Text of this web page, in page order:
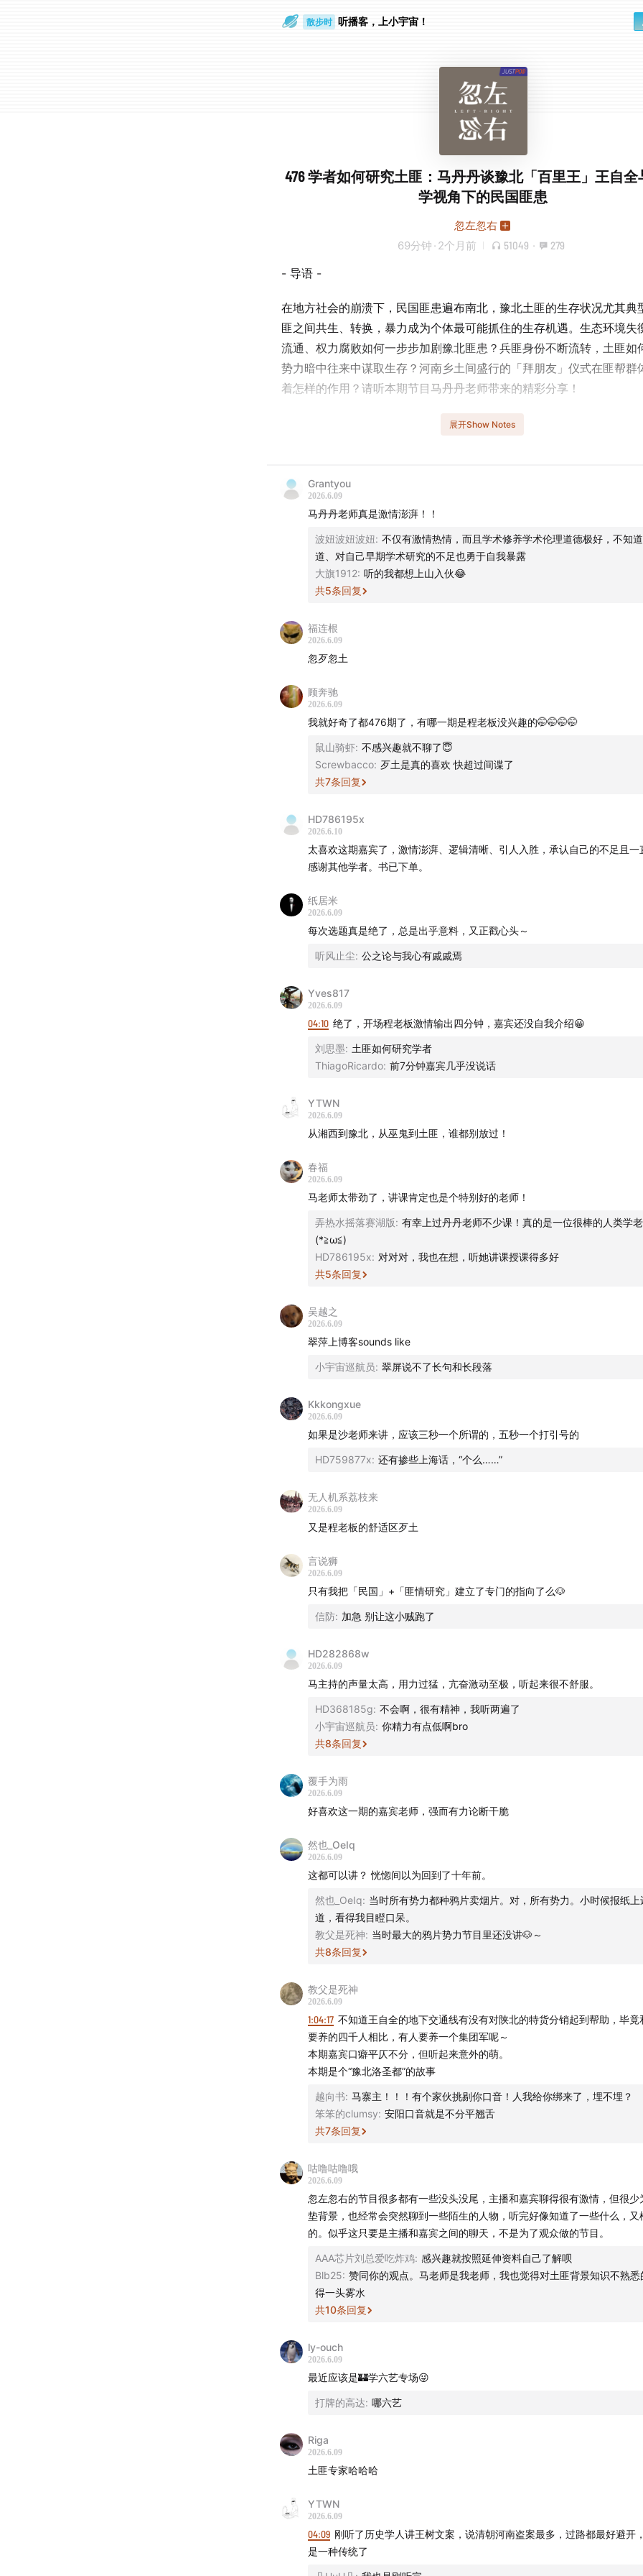
散步时 听播客，上小宇宙！
476 学者如何研究土匪：马丹丹谈豫北「百里王」王自全
学视角下的民国匪患
忽左忽右
69分钟 · 2个月前 51049 · 279
- 导语 -
在地方社会的崩溃下，民国匪患遍布南北，豫北土匪的生存状况尤其典
匪之间共生、转换，暴力成为个体最可能抓住的生存机遇。生态环境失
流通、权力腐败如何一步步加剧豫北匪患？兵匪身份不断流转，土匪如
势力暗中往来中谋取生存？河南乡土间盛行的「拜朋友」仪式在匪帮群
着怎样的作用？请听本期节目马丹丹老师带来的精彩分享！
马丹丹，上海大学社会学院副教授，新书《寨墙内外：1920一1940年
会变迁》
- 时间轴 -
从东北、西南到蒙疆：民国匪情地图
豫北匪患滋生的独特之处
18:48 铁路、贩毒与小股匪帮：豫北鸦片贸易
抗日期间土匪与八路的地下交通线
「横鬼」与「教父」：乡民眼中复杂的「百里王」王自全
「拜朋友」仪式中的江湖义气与底层互助传统
45:23 宗教与暗语：土匪与帮会份子有何区别？
王自全的匪首特质：成为大土匪需要具备哪些素养？
59:37
01:05:22八十年代豫北社会的「暴力复兴」与整治
- 支持我们的赞助商是对我们最好的支持 -
《忽左忽右》的卖书业务上线了！这次不仅汇集了节目中深入讨论过的
有主播个人精选书籍，含少量签名版及稀有原版，完整的书目信息及购
期更新，欢迎常来看看。
节目统筹 禾放
节目运营 小米粒
节目制作 思钊 Yo
logo设计 杨文骥
Danse Macabre - Busy Strings - Kevin MacLeod
- 本节目由JustPod出品 © 2026 上海斛律网络科技有限公司 -
- 互动方式 -
商务合作：ad@justpod.fm
微博：@忽左忽右leftright @播客一下 @JustPod
微信公众号：忽左忽右Leftright / JustPod / 播客一下
B站：忽左忽右leftright
展开Show Notes
Grantyou
2026.6.09
马丹丹老师真是激情澎湃！！
波妞波妞波妞: 不仅有激情热情，而且学术修养学术伦理道德极好，不知
道、对自己早期学术研究的不足也勇于自我暴露
大旗1912: 听的我都想上山入伙😂
共5条回复
福连根
2026.6.09
忽歹忽土
顾奔驰
2026.6.09
我就好奇了都476期了，有哪一期是程老板没兴趣的🤭🤭🤭🤭
鼠山骑虾: 不感兴趣就不聊了😇
Screwbacco: 歹土是真的喜欢 快超过间谍了
共7条回复
HD786195x
2026.6.10
太喜欢这期嘉宾了，激情澎湃、逻辑清晰、引人入胜，承认自己的不足且一
感谢其他学者。书已下单。
纸居米
2026.6.09
每次选题真是绝了，总是出乎意料，又正戳心头～
听风止尘: 公之论与我心有戚戚焉
Yves817
2026.6.09
04:10 绝了，开场程老板激情输出四分钟，嘉宾还没自我介绍😀
刘思墨: 土匪如何研究学者
ThiagoRicardo: 前7分钟嘉宾几乎没说话
YTWN
2026.6.09
从湘西到豫北，从巫鬼到土匪，谁都别放过！
春福
2026.6.09
马老师太带劲了，讲课肯定也是个特别好的老师！
弄热水摇落赛湖版: 有幸上过丹丹老师不少课！真的是一位很棒的人类学
(*≧ω≦)
HD786195x: 对对对，我也在想，听她讲课授课得多好
共5条回复
吴越之
2026.6.09
翠萍上博客sounds like
小宇宙巡航员: 翠屏说不了长句和长段落
Kkkongxue
2026.6.09
如果是沙老师来讲，应该三秒一个所谓的，五秒一个打引号的
HD759877x: 还有掺些上海话，“个么……”
无人机系荔枝来
2026.6.09
又是程老板的舒适区歹土
言说狮
2026.6.09
只有我把「民国」+「匪情研究」建立了专门的指向了么🐶
信防: 加急 别让这小贼跑了
HD282868w
2026.6.09
马主持的声量太高，用力过猛，亢奋激动至极，听起来很不舒服。
HD368185g: 不会啊，很有精神，我听两遍了
小宇宙巡航员: 你精力有点低啊bro
共8条回复
覆手为雨
2026.6.09
好喜欢这一期的嘉宾老师，强而有力论断干脆
然也_OeIq
2026.6.09
这都可以讲？ 恍惚间以为回到了十年前。
然也_OeIq: 当时所有势力都种鸦片卖烟片。对，所有势力。小时候报纸上
道，看得我目瞪口呆。
教父是死神: 当时最大的鸦片势力节目里还没讲🐶～
共8条回复
教父是死神
2026.6.09
1:04:17 不知道王自全的地下交通线有没有对陕北的特货分销起到帮助，毕竟
要养的四千人相比，有人要养一个集团军呢～
本期嘉宾口癖平仄不分，但听起来意外的萌。
本期是个“豫北洛圣都”的故事
越向书: 马寨主！！！有个家伙挑剔你口音！人我给你绑来了，埋不埋？
笨笨的clumsy: 安阳口音就是不分平翘舌
共7条回复
咕噜咕噜哦
2026.6.09
忽左忽右的节目很多都有一些没头没尾，主播和嘉宾聊得很有激情，但很少
垫背景，也经常会突然聊到一些陌生的人物，听完好像知道了一些什么，又
的。似乎这只要是主播和嘉宾之间的聊天，不是为了观众做的节目。
AAA芯片刘总爱吃炸鸡: 感兴趣就按照延伸资料自己了解呗
Blb25: 赞同你的观点。马老师是我老师，我也觉得对土匪背景知识不熟悉
得一头雾水
共10条回复
ly-ouch
2026.6.09
最近应该是🏰学六艺专场😜
打牌的高达: 哪六艺
Riga
2026.6.09
土匪专家哈哈哈
YTWN
2026.6.09
04:09 刚听了历史学人讲王树文案，说清朝河南盗案最多，过路都最好避开
是一种传统了